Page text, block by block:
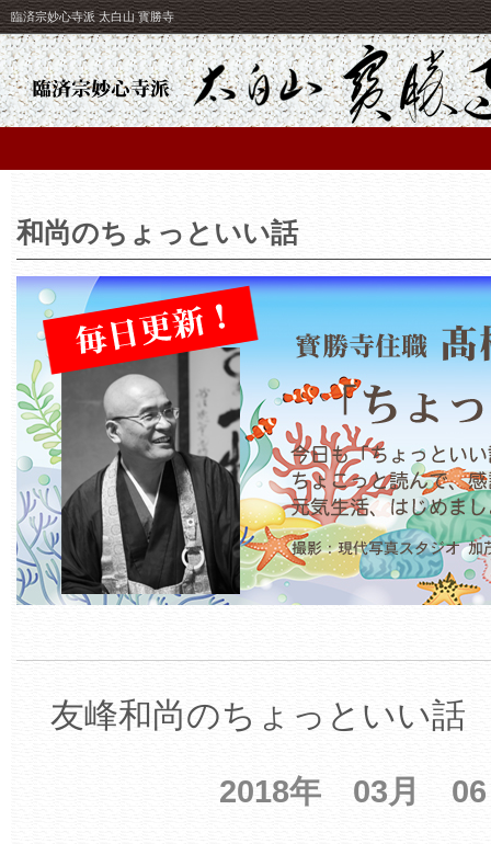
臨済宗妙心寺派 太白山 寳勝寺
和尚のちょっといい話
友峰和尚のちょっといい話
2018年 03月